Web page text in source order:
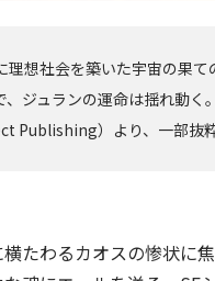
想社会を築いた宇宙の果て
、ジュランの運命は揺れ動
）より、一部抜粋
たわるカオスの惨状に